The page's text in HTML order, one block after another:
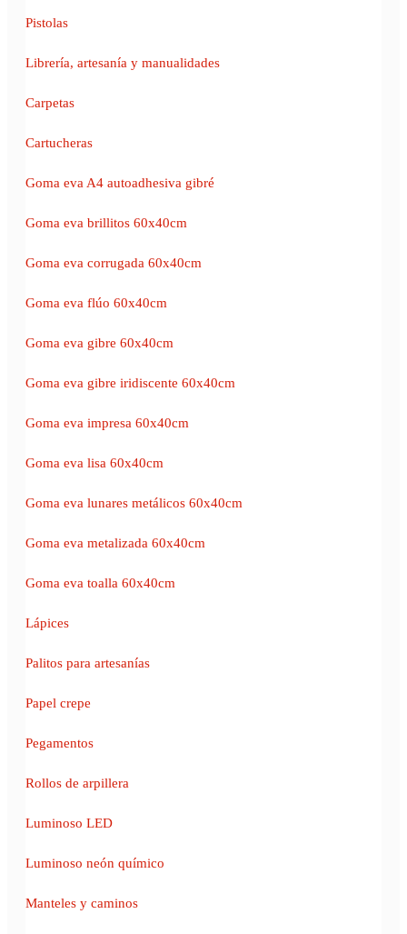
Pistolas
Librería, artesanía y manualidades
Carpetas
Cartucheras
Goma eva A4 autoadhesiva gibré
Goma eva brillitos 60x40cm
Goma eva corrugada 60x40cm
Goma eva flúo 60x40cm
Goma eva gibre 60x40cm
Goma eva gibre iridiscente 60x40cm
Goma eva impresa 60x40cm
Goma eva lisa 60x40cm
Goma eva lunares metálicos 60x40cm
Goma eva metalizada 60x40cm
Goma eva toalla 60x40cm
Lápices
Palitos para artesanías
Papel crepe
Pegamentos
Rollos de arpillera
Luminoso LED
Luminoso neón químico
Manteles y caminos